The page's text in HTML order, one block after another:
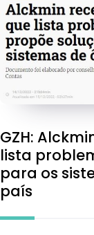
GZH:
lista
para os
país